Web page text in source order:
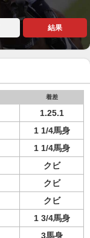
結果
着差
1.25.1
1 1/4馬身
1 1/4馬身
クビ
クビ
クビ
1 3/4馬身
3馬身